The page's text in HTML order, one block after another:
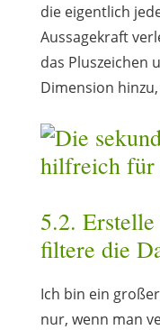
die eigentlich
Aussagekraft
das Pluszeichen
Dimension
5.2.
filtere die
Ich bin ein
nur, wenn man